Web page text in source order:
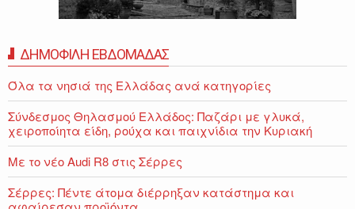
ΔΗΜΟΦΙΛΗ ΕΒΔΟΜΑΔΑΣ
Όλα τα νησιά της Ελλάδας ανά κατηγορίες
Σύνδεσμος Θηλασμού Ελλάδος: Παζάρι με γλυκά,
χειροποίητα είδη, ρούχα και παιχνίδια την Κυριακή
Με το νέο Audi R8 στις Σέρρες
Σέρρες: Πέντε άτομα διέρρηξαν κατάστημα και